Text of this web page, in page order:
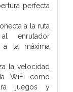
perfecta
a la ruta
enrutador
a la máxima
la velocidad
WiFi como
juegos y